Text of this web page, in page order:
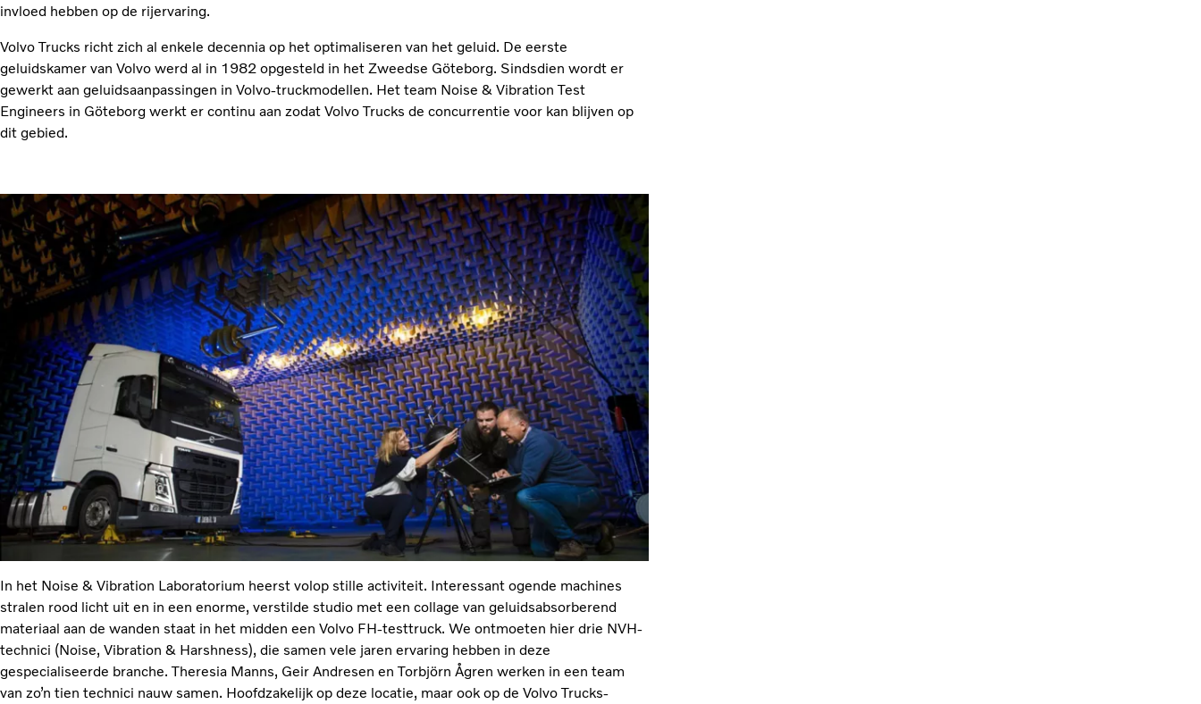
invloed hebben op de rijervaring.
Volvo Trucks richt zich al enkele decennia op het optimaliseren van het geluid. De eerste
geluidskamer van Volvo werd al in 1982 opgesteld in het Zweedse Göteborg. Sindsdien wordt er
gewerkt aan geluidsaanpassingen in Volvo-truckmodellen. Het team Noise & Vibration Test
Engineers in Göteborg werkt er continu aan zodat Volvo Trucks de concurrentie voor kan blijven op
dit gebied.
In het Noise & Vibration Laboratorium heerst volop stille activiteit. Interessant ogende machines
stralen rood licht uit en in een enorme, verstilde studio met een collage van geluidsabsorberend
materiaal aan de wanden staat in het midden een Volvo FH-testtruck. We ontmoeten hier drie NVH-
technici (Noise, Vibration & Harshness), die samen vele jaren ervaring hebben in deze
gespecialiseerde branche. Theresia Manns, Geir Andresen en Torbjörn Ågren werken in een team
van zo’n tien technici nauw samen. Hoofdzakelijk op deze locatie, maar ook op de Volvo Trucks-